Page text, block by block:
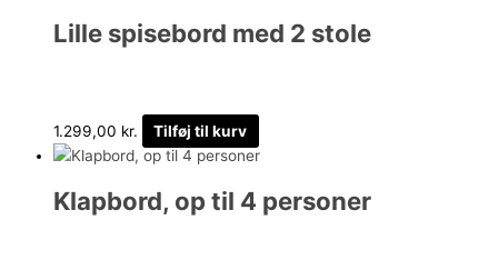
Lille spisebord med 2 stole
1.299,00 kr. Tilføj til kurv
Klapbord, op til 4 personer